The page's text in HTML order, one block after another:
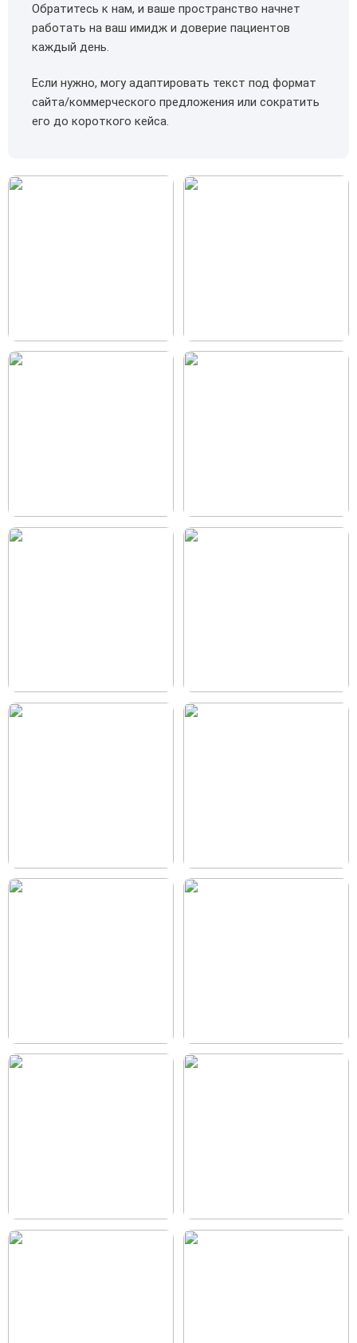
Обратитесь к нам, и ваше пространство начнет
работать на ваш имидж и доверие пациентов
каждый день.
Если нужно, могу адаптировать текст под формат
сайта/коммерческого предложения или сократить
его до короткого кейса.